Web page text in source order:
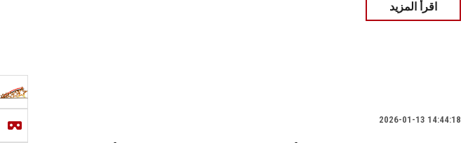
اقرأ المزيد
2026-01-13 14:44:18